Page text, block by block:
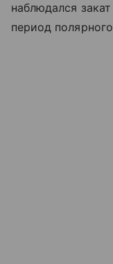
наблюдался
период